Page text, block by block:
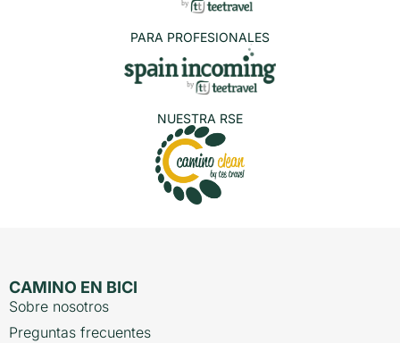
PARA PROFESIONALES
NUESTRA RSE
CAMINO EN BICI
Sobre nosotros
Preguntas frecuentes